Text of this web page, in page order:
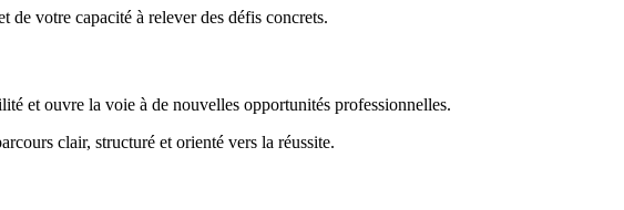
de votre capacité à relever des défis concrets.
et ouvre la voie à de nouvelles opportunités professionnelles.
clair, structuré et orienté vers la réussite.